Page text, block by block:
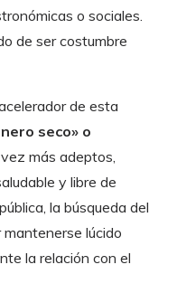
o sociales.
de ser costumbre
de esta
seco» o
más adeptos,
y libre de
la búsqueda del
lúcido
la relación con el